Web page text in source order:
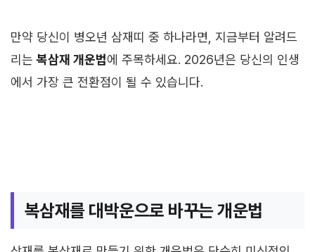
만약 당신이 병오년 삼재띠 중 하나라면, 지금부터 알려드
리는복삼재 개운법에 주목하세요. 2026년은 당신의 인생
에서 가장 큰 전환점이 될 수 있습니다.
복삼재를 대박운으로 바꾸는 개운법